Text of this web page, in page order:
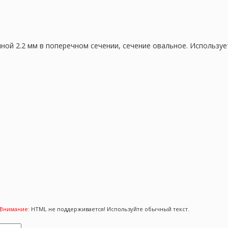
2.2 мм в поперечном сечении, сечение овальное.
Внимание: HTML не поддерживается! Используйте обычный текст.